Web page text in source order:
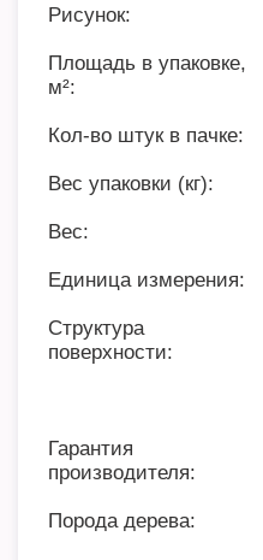
Рисунок:
Площадь в упаковке,
м²:
Кол-во штук в пачке:
Вес упаковки (кг):
Вес:
Единица измерения:
Структура
поверхности:
Гарантия
производителя:
Порода дерева: